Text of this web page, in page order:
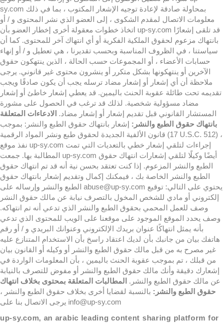
sy.com بمحاولة صادقة لإعادة توجيه الإشعار المكتوب ، بما في ذلك
معلومات الاتصال لمقدم الشكوى ، إلى العضو الذي نشر المحتوى و / أو
اتخاذ خطوات معقولة أخرى إخطار العضو بأن up-sy.com قد تلقى إشعارًا
بانتهاك مزعوم لحقوق الملكية الفكرية أو أي انتهاك آخر للمحتوى. كما أن
سياستنا ، في الظروف المناسبة وبحسب تقديرنا ، هي تعطيل و / أو إنهاء
حسابات الأعضاء ، أو المجموعات حسب الحالة ، الذين ينتهكون حقوق
الآخرين أو ينتهكونها بشكل متكرر أو ينشرون محتوى غير قانوني. يرجى
ملاحظة أن أي إشعار أو إشعار مضاد ترسله يجب أن يكون صادقًا ويجب
تقديمه تحت طائلة عقوبة الحنث باليمين. قد يعطي إشعار خاطئ أو إشعار
مضاد مسؤولية شخصية. لذلك قد ترغب في الحصول على مشورة
المستشار القانوني قبل تقديم إشعار أو إشعار مضاد. الادعاءات المتعلقة
بانتهاك حقوق الطبع والنشر: إشعار بانتهاك حقوق الطبع والنشر: بموجب
قانون الألفية الجديدة لحقوق طبع ونشر المواد الرقمية (17 U.S.C. 512) ،
نفذ موقع up-sy.com إجراءات لتلقي إشعار خطي بالتعديات التي تمت
المطالبة بها. جمعت up-sy.com أيضًا وكيلًا لتلقي إشعارات انتهاك حقوق
الطبع والنشر المزعوم. إذا كنت تعتقد بحسن نية أنه قد تم انتهاك حقوق
الطبع والنشر الخاصة بك ، فيمكنك إكمال وتقديم إشعار بانتهاك حقوق
الطبع والنشر وإرساله على abuse@up-sy.com يحتوي على التالي: توقيع
إلكتروني أو مادي للشخص المخول بالتصرف نيابة عن مالك حقوق النشر
وصف للعمل المحمي بحقوق الطبع والنشر الذي تدعي أنه تم انتهاكه.
وصف يحدد الموقع الموجود على موقعنا على الويب للمحتوى الذي تدعي
بأنه يمثل انتهاكًا عنوان بريدك الإلكتروني وعنوانك البريدي و / أو رقم
هاتفك بيان من جانبك بأن لديك اعتقاد راسخ بأن الاستخدام المتنازع عليه
غير مصرح به من قبل مالك حقوق الطبع والنشر أو وكيله أو القانون بيان
من قبلك ، تم بموجب عقوبة الحنث باليمين ، بأن المعلومات الواردة في
إشعارك دقيقة وأنك مالك حقوق الطبع والنشر أو مفوض للتصرف بالنيابة
عن مالك حقوق الطبع والنشر. المطالبات المتعلقة بمحتوى بخلاف انتهاك
حقوق الطبع والنشر: بالنسبة لقضايا أخرى بخلاف حقوق الطبع والنشر ،
يرجى الاتصال بنا على info@up-sy.com
up-sy.com, an arabic leading content sharing platform for